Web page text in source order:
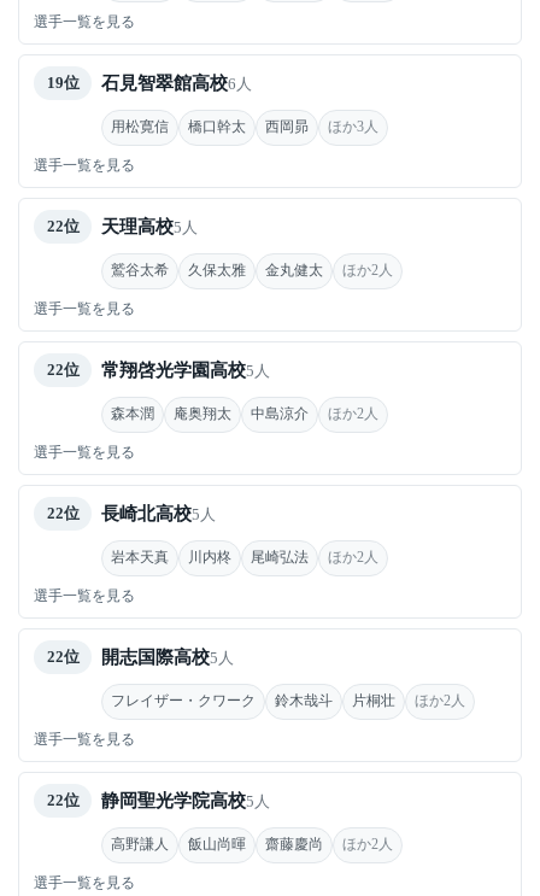
選手一覧を見る
19位 石見智翠館高校6人
用松寛信 橋口幹太 西岡昴 ほか3人
選手一覧を見る
22位 天理高校5人
鷲谷太希 久保太雅 金丸健太 ほか2人
選手一覧を見る
22位 常翔啓光学園高校5人
森本潤 庵奥翔太 中島涼介 ほか2人
選手一覧を見る
22位 長崎北高校5人
岩本天真 川内柊 尾崎弘法 ほか2人
選手一覧を見る
22位 開志国際高校5人
フレイザー・クワーク 鈴木哉斗 片桐壮 ほか2人
選手一覧を見る
22位 静岡聖光学院高校5人
高野謙人 飯山尚暉 齋藤慶尚 ほか2人
選手一覧を見る